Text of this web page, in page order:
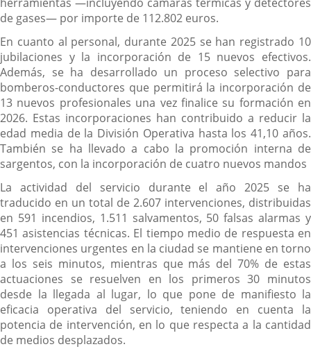
herramientas —incluyendo cámaras térmicas y detectores
de gases— por importe de 112.802 euros.
En cuanto al personal, durante 2025 se han registrado 10
jubilaciones y la incorporación de 15 nuevos efectivos.
Además, se ha desarrollado un proceso selectivo para
bomberos-conductores que permitirá la incorporación de
13 nuevos profesionales una vez finalice su formación en
2026. Estas incorporaciones han contribuido a reducir la
edad media de la División Operativa hasta los 41,10 años.
También se ha llevado a cabo la promoción interna de
sargentos, con la incorporación de cuatro nuevos mandos
La actividad del servicio durante el año 2025 se ha
traducido en un total de 2.607 intervenciones, distribuidas
en 591 incendios, 1.511 salvamentos, 50 falsas alarmas y
451 asistencias técnicas. El tiempo medio de respuesta en
intervenciones urgentes en la ciudad se mantiene en torno
a los seis minutos, mientras que más del 70% de estas
actuaciones se resuelven en los primeros 30 minutos
desde la llegada al lugar, lo que pone de manifiesto la
eficacia operativa del servicio, teniendo en cuenta la
potencia de intervención, en lo que respecta a la cantidad
de medios desplazados.